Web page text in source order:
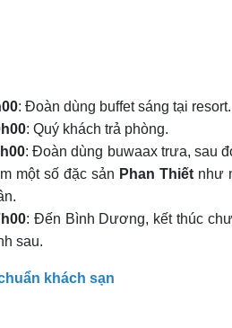
: Đoàn dùng buffet sáng tại resort.
: Quý khách trả phòng.
: Đoàn dùng buwaax trưa, sau
một số đặc sản Phan Thiếtnhư
: Đến Bình Dương, kết thúc
sau.
khách sạn